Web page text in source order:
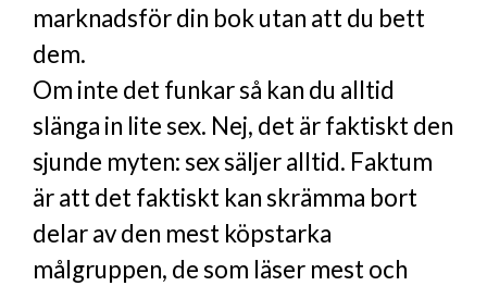
marknadsför din bok utan att du bett
dem.
Om inte det funkar så kan du alltid
slänga in lite sex. Nej, det är faktiskt den
sjunde myten: sex säljer alltid. Faktum
är att det faktiskt kan skrämma bort
delar av den mest köpstarka
målgruppen, de som läser mest och